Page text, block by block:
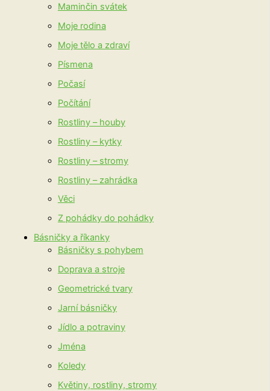
Maminčin svátek
Moje rodina
Moje tělo a zdraví
Písmena
Počasí
Počítání
Rostliny – houby
Rostliny – kytky
Rostliny – stromy
Rostliny – zahrádka
Věci
Z pohádky do pohádky
Básničky a říkanky
Básničky s pohybem
Doprava a stroje
Geometrické tvary
Jarní básničky
Jídlo a potraviny
Jména
Koledy
Květiny, rostliny, stromy